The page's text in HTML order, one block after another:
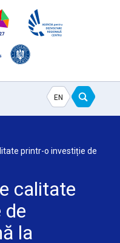
EN
printr-o investiție de
calitate
de
la